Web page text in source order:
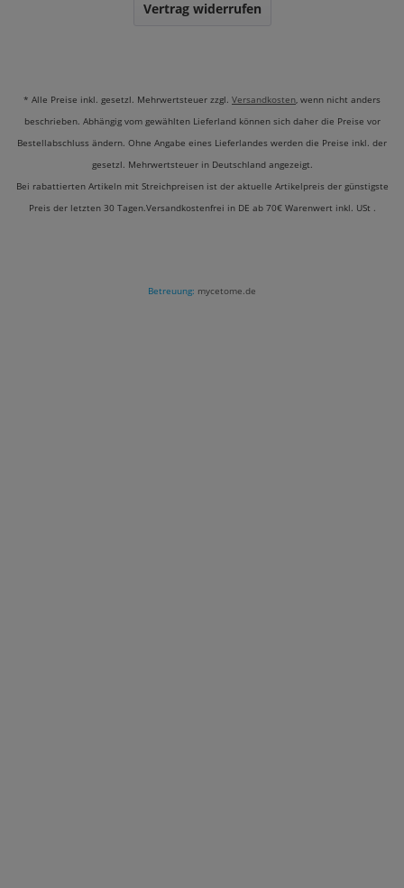
Vertrag widerrufen
* Alle Preise inkl. gesetzl. Mehrwertsteuer zzgl. Versandkosten, wenn nicht anders
beschrieben. Abhängig vom gewählten Lieferland können sich daher die Preise vor
Bestellabschluss ändern. Ohne Angabe eines Lieferlandes werden die Preise inkl. der
gesetzl. Mehrwertsteuer in Deutschland angezeigt.
Bei rabattierten Artikeln mit Streichpreisen ist der aktuelle Artikelpreis der günstigste
Preis der letzten 30 Tagen.Versandkostenfrei in DE ab 70€ Warenwert inkl. USt .
Betreuung: mycetome.de